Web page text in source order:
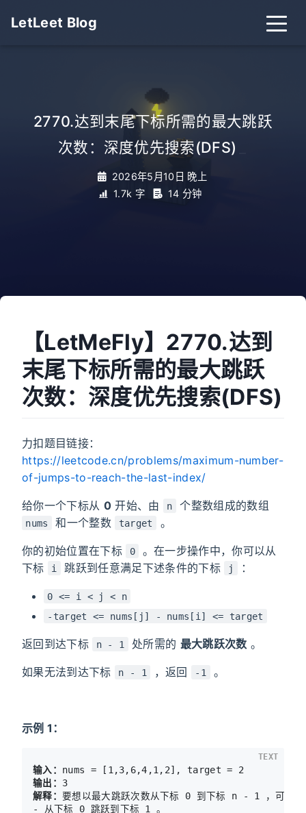
LetLeet Blog
2770.达到末尾下标所需的最大跳跃
次数：深度优先搜索(DFS)
2026年5月10日 晚上
1.7k 字
14 分钟
【LetMeFly】2770.达到
末尾下标所需的最大跳跃
次数：深度优先搜索(DFS)
力扣题目链接：
https://leetcode.cn/problems/maximum-number-
of-jumps-to-reach-the-last-index/
给你一个下标从 0开始、由 n 个整数组成的数组
nums 和一个整数 target 。
你的初始位置在下标 0
。在一步操作中，你可以从
下标
i 跳跃到任意满足下述条件的下标 j ：
0 <= i < j < n
-target <= nums[j] - nums[i] <= target
返回到达下标 n - 1 处所需的 最大跳跃次数 。
如果无法到达下标 n - 1 ，返回 -1 。
示例 1：
输入：
输出：
解释： 要想以最大跳跃次数从下标 0 到下标 n - 1 ，可以按
- 从下标 0 跳跃到下标 1 。
TEXT